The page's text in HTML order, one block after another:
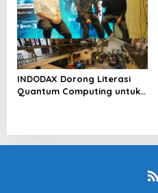
INDODAX Dorong Literasi
Quantum Computing untuk